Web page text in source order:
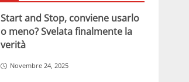
Start and Stop, conviene usarlo
o meno? Svelata finalmente la
verità
Novembre 24, 2025